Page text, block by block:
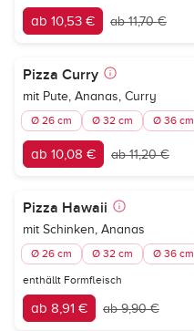
ab 10,53 € ab 11,70 €
Pizza Curry
mit Pute, Ananas, Curry
Ø 26 cm Ø 32 cm Ø 36 cm
ab 10,08 € ab 11,20 €
Pizza Hawaii
mit Schinken, Ananas
Ø 26 cm Ø 32 cm Ø 36 cm
enthällt Formfleisch
ab 8,91 € ab 9,90 €